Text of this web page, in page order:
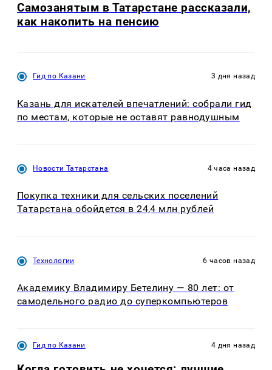
Самозанятым в Татарстане рассказали,
как накопить на пенсию
Гид по Казани 3 дня назад
Казань для искателей впечатлений: собрали гид
по местам, которые не оставят равнодушным
Новости Татарстана 4 часа назад
Покупка техники для сельских поселений
Татарстана обойдется в 24,4 млн рублей
Технологии 6 часов назад
Академику Владимиру Бетелину — 80 лет: от
самодельного радио до суперкомпьютеров
Гид по Казани 4 дня назад